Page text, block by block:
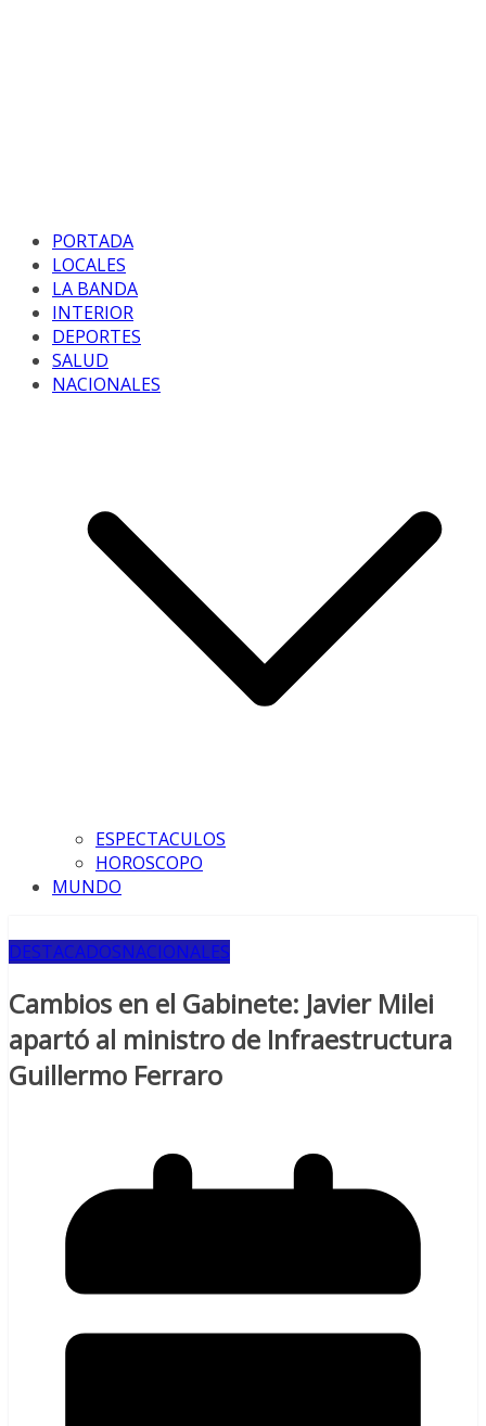
PORTADA
LOCALES
LA BANDA
INTERIOR
DEPORTES
SALUD
NACIONALES
ESPECTACULOS
HOROSCOPO
MUNDO
DESTACADOSNACIONALES
Cambios en el Gabinete: Javier Milei
apartó al ministro de Infraestructura
Guillermo Ferraro